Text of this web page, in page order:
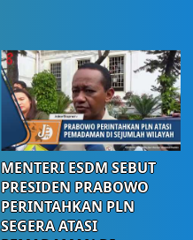
MENTERI ESDM SEBUT
PRESIDEN PRABOWO
PERINTAHKAN PLN
SEGERA ATASI